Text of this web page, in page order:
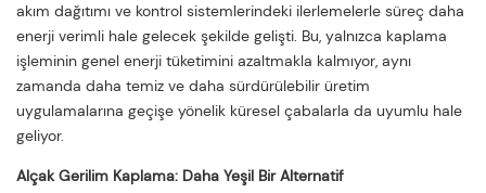
akım dağıtımı ve kontrol sistemlerindeki ilerlemelerle süreç daha
enerji verimli hale gelecek şekilde gelişti. Bu, yalnızca kaplama
işleminin genel enerji tüketimini azaltmakla kalmıyor, aynı
zamanda daha temiz ve daha sürdürülebilir üretim
uygulamalarına geçişe yönelik küresel çabalarla da uyumlu hale
geliyor.
Alçak Gerilim Kaplama: Daha Yeşil Bir Alternatif